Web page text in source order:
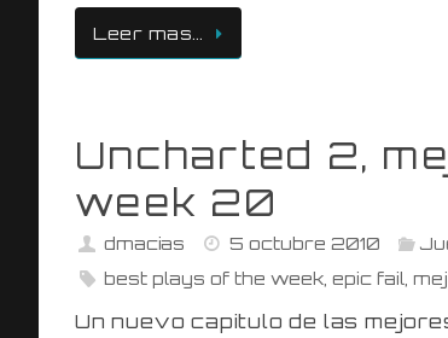
Leer mas…
Uncharted 2,
week 20
dmacias 5 octubre 2010
best plays of the week ,epic fail ,
Un nuevo capitulo de las